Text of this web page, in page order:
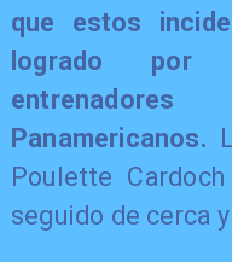
que estos
logrado
Panamericanos.
Poulette
seguido de cerca